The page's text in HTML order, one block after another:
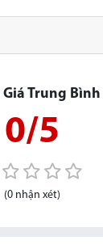
Trung Bình
0/5
(0 nhận xét)